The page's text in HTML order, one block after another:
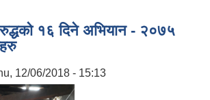
१६ दिने अभियान - २०७५
12/06/2018 - 15:13